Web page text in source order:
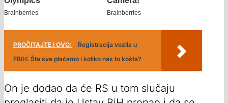
PROČITAJTE I OVO:
Registracija vozila u
FBiH: Šta sve plaćamo i koliko nas to košta?
On je dodao da će RS u tom slučaju